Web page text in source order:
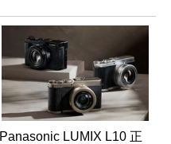
Panasonic LUMIX L10 正